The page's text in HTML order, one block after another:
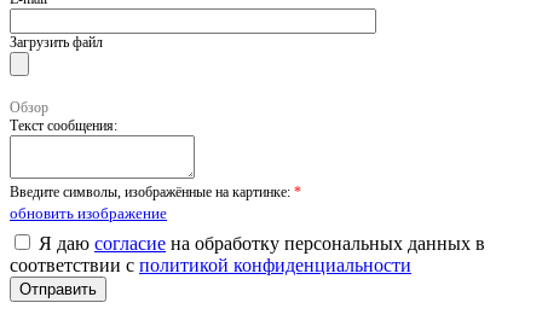
Загрузить файл
Обзор
Текст сообщения:
Введите символы, изображённые на картинке: *
обновить изображение
Я даю согласие на обработку персональных данных в
соответствии с политикой конфиденциальности